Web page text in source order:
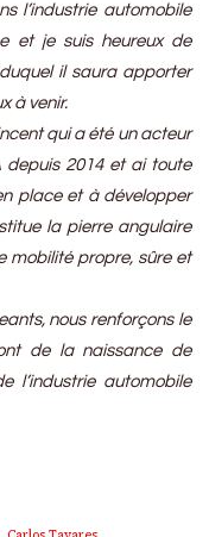
l’industrie automobile
et je suis heureux de
il saura apporter
à venir.
qui a été un acteur
depuis 2014 et ai toute
place et à développer
la pierre angulaire
mobilité propre, sûre et
nous renforçons le
de la naissance de
l’industrie automobile